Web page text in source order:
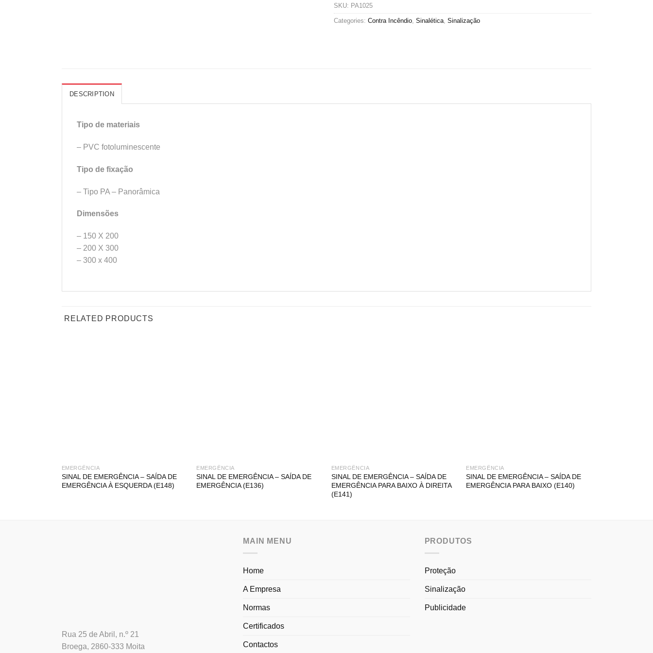
SKU: PA1025
Categories: Contra Incêndio, Sinalética, Sinalização
DESCRIPTION
Tipo de materiais
– PVC fotoluminescente
Tipo de fixação
– Tipo PA – Panorâmica
Dimensões
– 150 X 200
– 200 X 300
– 300 x 400
RELATED PRODUCTS
EMERGÊNCIA
SINAL DE EMERGÊNCIA – SAÍDA DE
EMERGÊNCIA À ESQUERDA (E148)
EMERGÊNCIA
SINAL DE EMERGÊNCIA – SAÍDA DE
EMERGÊNCIA (E136)
EMERGÊNCIA
SINAL DE EMERGÊNCIA – SAÍDA DE
EMERGÊNCIA PARA BAIXO À DIREITA
(E141)
EMERGÊNCIA
SINAL DE EMERGÊNCIA – SAÍDA DE
EMERGÊNCIA PARA BAIXO (E140)
Rua 25 de Abril, n.º 21
Broega, 2860-333 Moita
MAIN MENU
Home
A Empresa
Normas
Certificados
Contactos
PRODUTOS
Proteção
Sinalização
Publicidade